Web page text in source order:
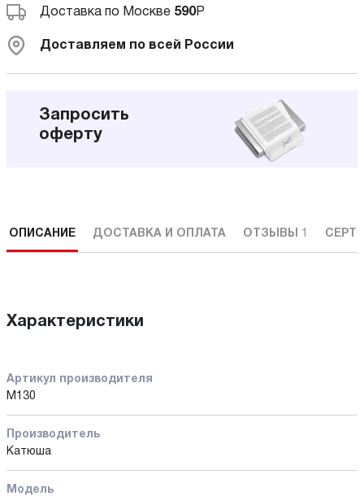
Доставка по Москве 590Р
Доставляем по всей России
Запросить
оферту
ОПИСАНИЕ ДОСТАВКА И ОПЛАТА ОТЗЫВЫ
Характеристики
Артикул производителя
M130
Производитель
Катюша
Модель